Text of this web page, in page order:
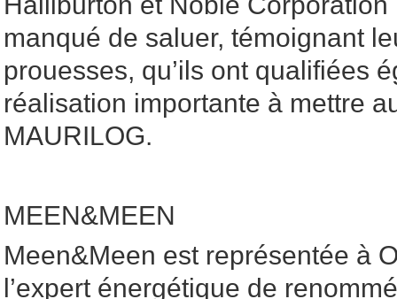
manqué de saluer, témoignant
prouesses, qu’ils ont qualifiées
réalisation importante à mettre
MAURILOG.
MEEN&MEEN
Meen&Meen est représentée à
l’expert énergétique de